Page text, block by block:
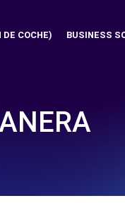
COCHE) BUSINESS